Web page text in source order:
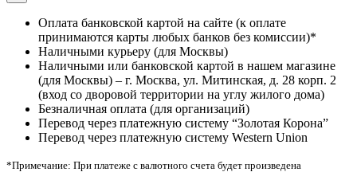
Оплата банковской картой на сайте (к оплате
принимаются карты любых банков без комиссии)*
Наличными курьеру (для Москвы)
Наличными или банковской картой в нашем магазине
(для Москвы) – г. Москва, ул. Митинская, д. 28 корп. 2
(вход со дворовой территории на углу жилого дома)
Безналичная оплата (для организаций)
Перевод через платежную систему “Золотая Корона”
Перевод через платежную систему Western Union
*Примечание: При платеже с валютного счета будет произведена